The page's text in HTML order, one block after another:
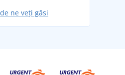
rol principal: ținute pentru
ne veți găsi